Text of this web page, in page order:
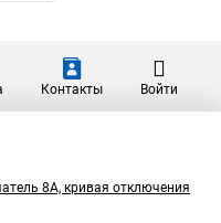
Контакты Войти
8А, кривая отключения